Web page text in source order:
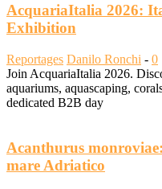
AcquariaItalia 2026:
Exhibition
Reportages Danilo Ronchi - 0
Join AcquariaItalia 2026.
aquariums, aquascaping,
dedicated B2B day
Acanthurus
mare Adriatico